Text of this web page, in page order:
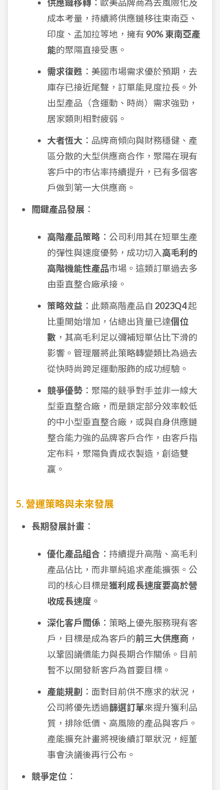
供應鏈移轉 ：歐美品牌商為去風險化及
成本考量，持續將供應鏈移往東南亞、
印度、孟加拉等地，擁有 90% 東南亞產
能的聚陽直接受惠。
需求復甦 ：美國市場需求優於預期，去
庫存已接近尾聲，訂單能見度拉長。外
出型產品（含運動、時尚）需求強勁，
居家類則相對疲弱。
大者恆大 ：品牌商傾向與財務穩健、產
區分散的大型供應商合作，聚陽在現有
客戶中的市佔率持續提升，已有多個客
戶做到第一大供應商。
關鍵產品發展 ：
高階產品策略 ：公司利用其在短單生產
的彈性與速度優勢，成功切入高毛利的
高階機能性產品市場。這類訂單過去多
由垂直整合廠承接。
策略效益 ：此類高階產品自 2023Q4起
比重開始增加，佔總出貨量已達個位
數 ，其高毛利足以彌補短單佔比下滑的
影響。管理層將此策略轉變類比為過去
從快時尚跨足運動服飾的成功經驗。
競爭優勢 ：聚陽的競爭對手並非一線大
型垂直整合廠，而是鎖定部分效率較低
的中小型垂直整合廠，或與自身供應鏈
整合能力強的品牌客戶合作，由客戶指
定布料，聚陽負責成衣製造，創造雙
贏。
5. 營運策略與未來發展
長期發展計畫 ：
優化產品組合 ：持續提升高階、高毛利
產品佔比，而非單純追求產能擴張。公
司的核心目標是獲利成長速度要高於營
收成長速度 。
深化客戶關係 ：策略上優先服務現有客
戶，目標是成為客戶的前三大供應商 ，
以鞏固議價能力與長期合作關係。目前
暫不以開發新客戶為首要目標。
產能規劃 ：面對目前供不應求的狀況，
公司將優先透過篩選訂單來提升獲利品
質，排除低價、高風險的產品與客戶。
產能擴充計畫將視後續訂單狀況，經董
事會決議後再行公布。
競爭定位 ：